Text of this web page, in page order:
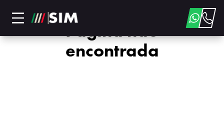
Página não
encontrada